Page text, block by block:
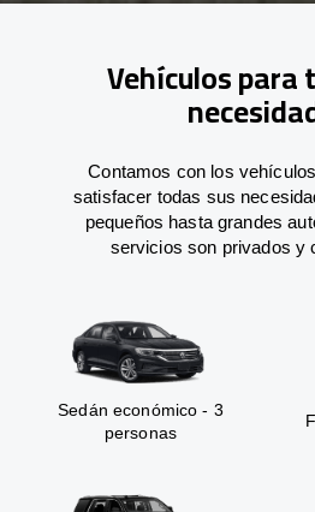
Vehículos para
Contamos con los
satisfacer todas sus
pequeños hasta grandes
servicios son privados y
Sedán económico - 3
personas